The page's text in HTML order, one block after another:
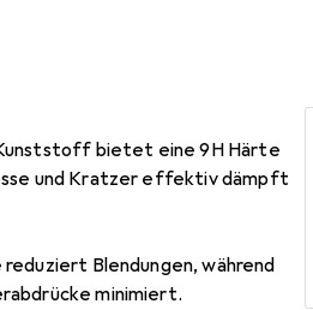
bietet eine 9H Härte
und Kratzer effektiv dämpft
Blendungen, während
minimiert.